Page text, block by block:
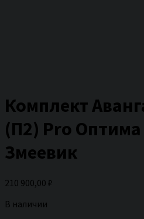
Комплект
(П2) Pro
Змеевик
210 900,00 ₽
В наличии